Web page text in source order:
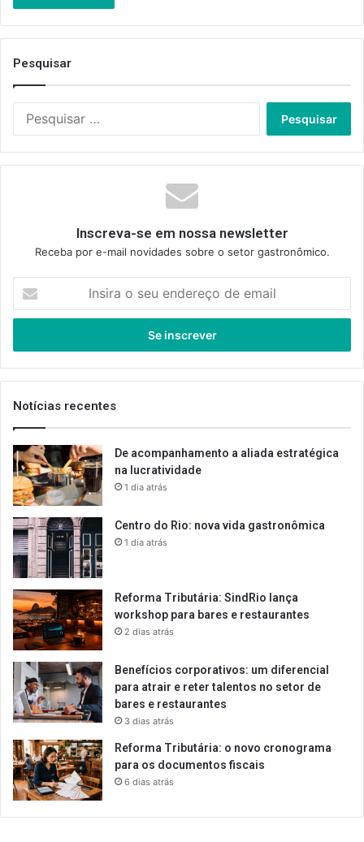
Pesquisar
Inscreva-se em nossa newsletter
Receba por e-mail novidades sobre o setor gastronômico.
seu
de
email
Notícias recentes
De acompanhamento a aliada estratégica
na lucratividade
1 dia atrás
Centro do Rio: nova vida gastronômica
1 dia atrás
Reforma Tributária: SindRio lança
workshop para bares e restaurantes
2 dias atrás
Benefícios corporativos: um diferencial
para atrair e reter talentos no setor de
bares e restaurantes
3 dias atrás
Reforma Tributária: o novo cronograma
para os documentos fiscais
6 dias atrás